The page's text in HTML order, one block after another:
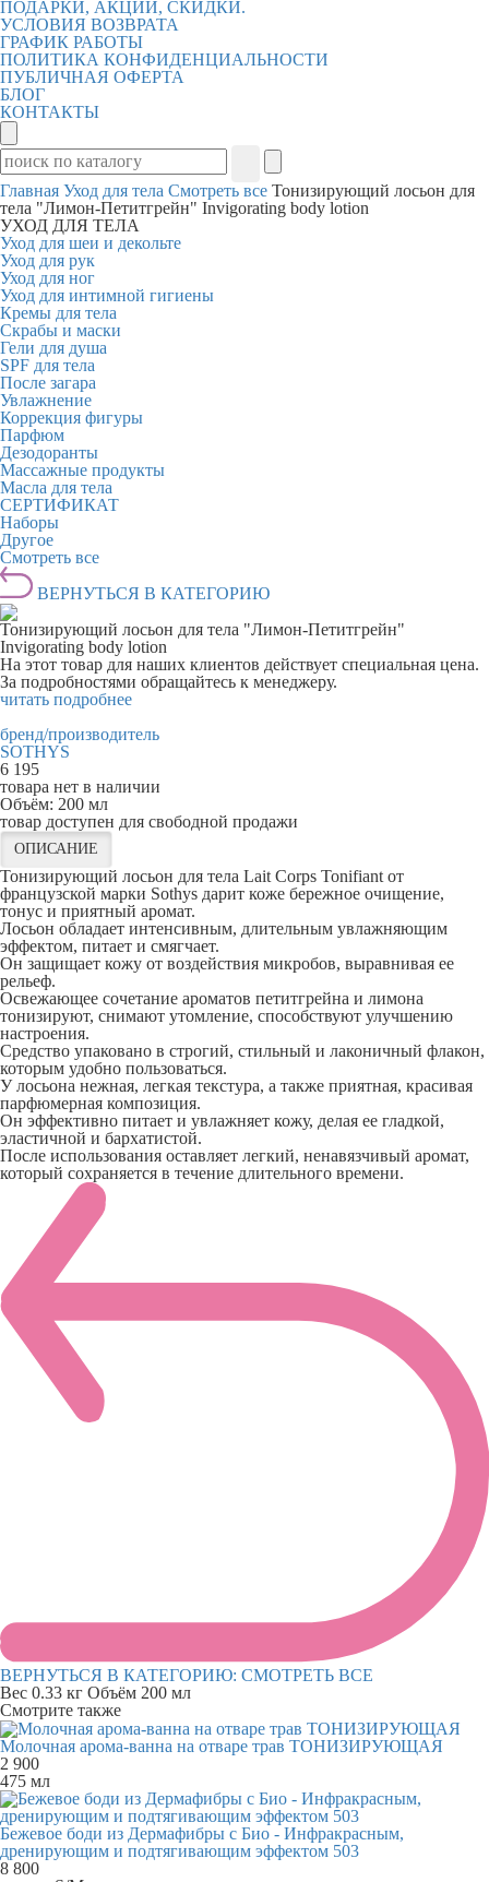
ПОДАРКИ, АКЦИИ, СКИДКИ.
УСЛОВИЯ ВОЗВРАТА
ГРАФИК РАБОТЫ
ПОЛИТИКА КОНФИДЕНЦИАЛЬНОСТИ
ПУБЛИЧНАЯ ОФЕРТА
БЛОГ
КОНТАКТЫ
Главная Уход для тела Смотреть все Тонизирующий лосьон для
тела "Лимон-Петитгрейн" Invigorating body lotion
УХОД ДЛЯ ТЕЛА
Уход для шеи и декольте
Уход для рук
Уход для ног
Уход для интимной гигиены
Кремы для тела
Скрабы и маски
Гели для душа
SPF для тела
После загара
Увлажнение
Коррекция фигуры
Парфюм
Дезодоранты
Массажные продукты
Масла для тела
СЕРТИФИКАТ
Наборы
Другое
Смотреть все
ВЕРНУТЬСЯ В КАТЕГОРИЮ
Тонизирующий лосьон для тела "Лимон-Петитгрейн"
Invigorating body lotion
На этот товар для наших клиентов действует специальная цена.
За подробностями обращайтесь к менеджеру.
читать подробнее
бренд/производитель
SOTHYS
6 195
товара нет в наличии
Объём: 200 мл
товар доступен для свободной продажи
ОПИСАНИЕ
Тонизирующий лосьон для тела Lait Corps Tonifiant от
французской марки Sothys дарит коже бережное очищение,
тонус и приятный аромат.
Лосьон обладает интенсивным, длительным увлажняющим
эффектом, питает и смягчает.
Он защищает кожу от воздействия микробов, выравнивая ее
рельеф.
Освежающее сочетание ароматов петитгрейна и лимона
тонизируют, снимают утомление, способствуют улучшению
настроения.
Средство упаковано в строгий, стильный и лаконичный флакон,
которым удобно пользоваться.
У лосьона нежная, легкая текстура, а также приятная, красивая
парфюмерная композиция.
Он эффективно питает и увлажняет кожу, делая ее гладкой,
эластичной и бархатистой.
После использования оставляет легкий, ненавязчивый аромат,
который сохраняется в течение длительного времени.
ВЕРНУТЬСЯ В КАТЕГОРИЮ: СМОТРЕТЬ ВСЕ
Вес 0.33 кг Объём 200 мл
Смотрите также
Молочная арома-ванна на отваре трав ТОНИЗИРУЮЩАЯ
2 900
475 мл
Бежевое боди из Дермафибры с Био - Инфракрасным,
дренирующим и подтягивающим эффектом 503
8 800